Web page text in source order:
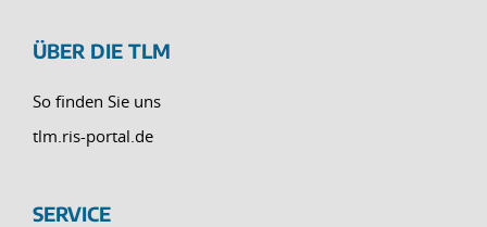
ÜBER DIE TLM
So finden Sie uns
tlm.ris-portal.de
SERVICE